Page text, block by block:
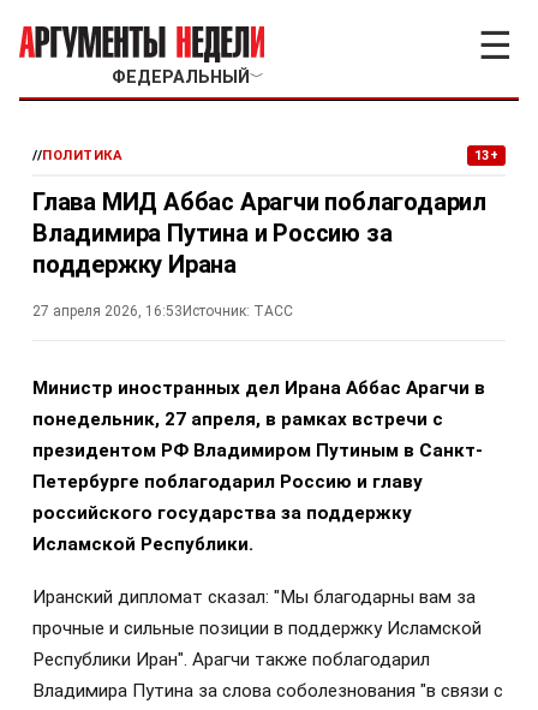
ФЕДЕРАЛЬНЫЙ ﹀
☰
//ПОЛИТИКА 13+
Глава МИД Аббас Арагчи поблагодарил
Владимира Путина и Россию за
поддержку Ирана
27 апреля 2026, 16:53 Источник: ТАСС
Министр иностранных дел Ирана Аббас Арагчи в
понедельник, 27 апреля, в рамках встречи с
президентом РФ Владимиром Путиным в Санкт-
Петербурге поблагодарил Россию и главу
российского государства за поддержку
Исламской Республики.
Иранский дипломат сказал: "Мы благодарны вам за
прочные и сильные позиции в поддержку Исламской
Республики Иран". Арагчи также поблагодарил
Владимира Путина за слова соболезнования "в связи с